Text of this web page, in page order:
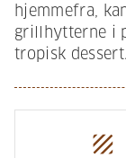
hjemmefra,
grillhytterne i
tropisk dessert.
texture